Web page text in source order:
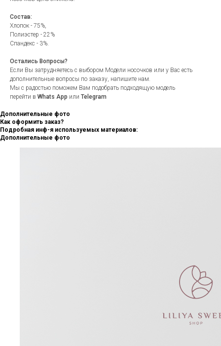
Состав:
Хлопок - 75%,
Полиэстер - 22%
Спандекс - 3%.
Остались Вопросы?
Если Вы затрудняетесь с выбором Модели носочков или у Вас есть
дополнительные вопросы по заказу, напишите нам.
Мы с радостью поможем Вам подобрать подходящую модель
перейти в Whats App или Telegram
Дополнительные фото
Как оформить заказ?
Подробная инф-я используемых материалов:
Дополнительные фото